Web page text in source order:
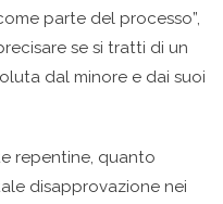
parte del processo”,
se si tratti di un
dal minore e dai suoi
repentine, quanto
disapprovazione nei